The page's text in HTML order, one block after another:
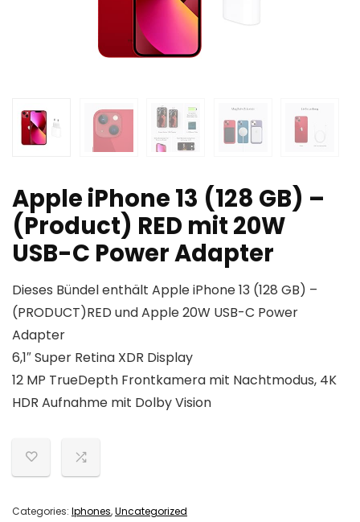
Apple iPhone 13 (128 GB) –
(Product) RED mit 20W
USB-C Power Adapter
Dieses Bündel enthält Apple iPhone 13 (128 GB) –
(PRODUCT)RED und Apple 20W USB-C Power
Adapter
6,1″ Super Retina XDR Display
12 MP TrueDepth Frontkamera mit Nachtmodus, 4K
HDR Aufnahme mit Dolby Vision
Categories: Iphones,Uncategorized